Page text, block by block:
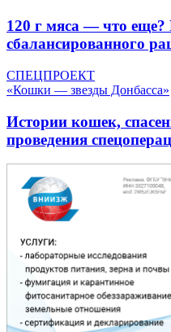
120 г мяса — что еще?
сбалансированного
СПЕЦПРОЕКТ
«Кошки — звезды Донбасса»
Истории кошек,
проведения